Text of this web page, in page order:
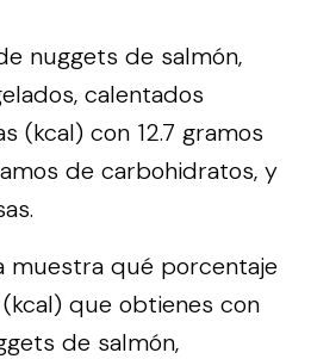
nuggets de salmón,
calentados
(kcal) con 12.7 gramos
de carbohidratos, y
muestra qué porcentaje
que obtienes con
de salmón,